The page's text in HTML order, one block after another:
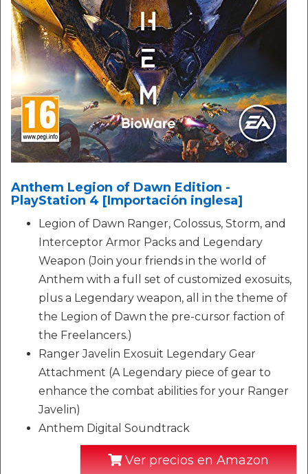
Anthem Legion of Dawn Edition -
PlayStation 4 [Importación inglesa]
Legion of Dawn Ranger, Colossus, Storm, and
Interceptor Armor Packs and Legendary
Weapon (Join your friends in the world of
Anthem with a full set of customized exosuits,
plus a Legendary weapon, all in the theme of
the Legion of Dawn the pre-cursor faction of
the Freelancers.)
Ranger Javelin Exosuit Legendary Gear
Attachment (A Legendary piece of gear to
enhance the combat abilities for your Ranger
Javelin)
Anthem Digital Soundtrack
Ver precios en Amazon